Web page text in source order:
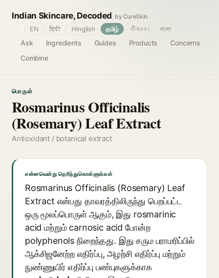
Indian Skincare, Decoded by CureSkin
Ask Ingredients Guides Products
Concerns
Combine
EN हिंदी Hinglish தமிழ் తెలుగు বাংলা
பொருள்
Rosmarinus Officinalis
(Rosemary) Leaf Extract
Antioxidant / botanical extract
என்னவென்று தெரிந்துகொள்ளுங்கள்
Rosmarinus Officinalis (Rosemary) Leaf
Extract என்பது தாவரத்திலிருந்து பெறப்பட்ட
ஒரு மூலப்பொருள் ஆகும், இது rosmarinic
acid மற்றும் carnosic acid போன்ற
polyphenols நிறைந்தது. இது சரும பராமரிப்பில்
ஆக்சிஜனேற்ற எதிர்ப்பு, அழற்சி எதிர்ப்பு மற்றும்
நுண்ணுயிர் எதிர்ப்பு பண்புகளுக்காக